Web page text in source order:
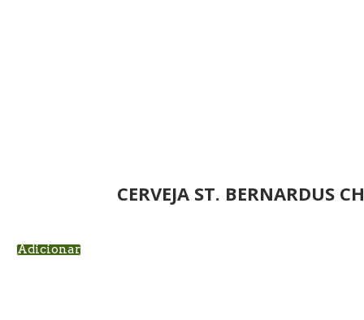
CERVEJA ST. BERNARDUS
Adicionar